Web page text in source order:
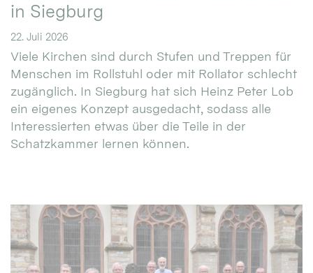
in Siegburg
22. Juli 2026
Viele Kirchen sind durch Stufen und Treppen für
Menschen im Rollstuhl oder mit Rollator schlecht
zugänglich. In Siegburg hat sich Heinz Peter Lob
ein eigenes Konzept ausgedacht, sodass alle
Interessierten etwas über die Teile in der
Schatzkammer lernen können.